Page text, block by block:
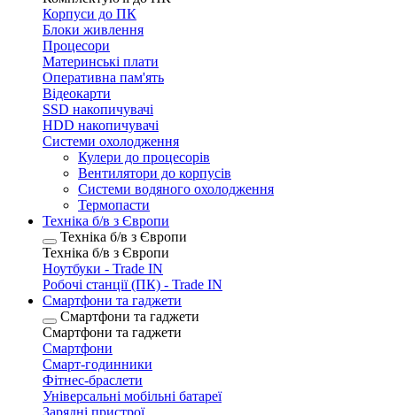
Корпуси до ПК
Блоки живлення
Процесори
Материнські плати
Оперативна пам'ять
Відеокарти
SSD накопичувачі
HDD накопичувачі
Системи охолодження
Кулери до процесорів
Вентилятори до корпусів
Системи водяного охолодження
Термопасти
Техніка б/в з Європи
Техніка б/в з Європи
Техніка б/в з Європи
Ноутбуки - Trade IN
Робочі станції (ПК) - Trade IN
Смартфони та гаджети
Смартфони та гаджети
Смартфони та гаджети
Смартфони
Смарт-годинники
Фітнес-браслети
Універсальні мобільні батареї
Зарядні пристрої